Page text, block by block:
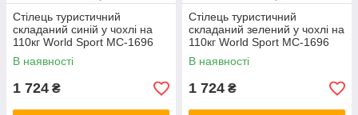
Стілець туристичний
складаний синій у чохлі на
110кг World Sport MC-1696
В наявності
1 724 ₴
Стілець туристичний
складаний зелений у чохлі на
110кг World Sport MC-1696
В наявності
1 724 ₴